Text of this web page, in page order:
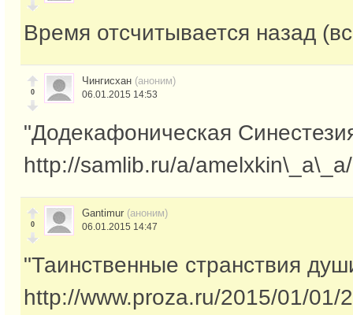
Время отсчитывается назад
0
Чингисхан (аноним)
06.01.2015 14:53
"Додекафоническая
http://samlib.ru/a/
0
Gantimur (аноним)
06.01.2015 14:47
"Таинственные странствия
http://www.proza.ru/2015/01/01/